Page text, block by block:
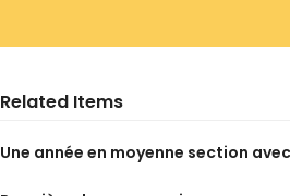
Related Items
Une année en moyenne section